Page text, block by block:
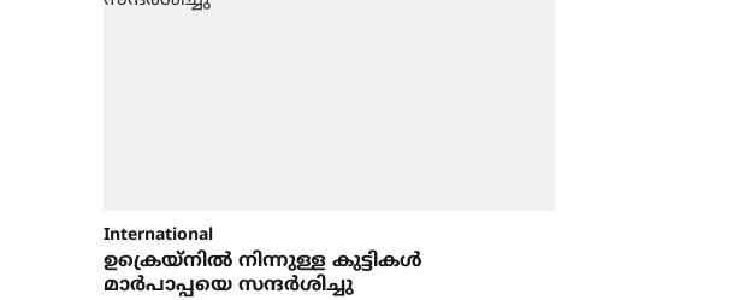
International
ഉക്രെയ്‌നില്‍ നിന്നുള്ള കുട്ടികള്‍
മാര്‍പാപ്പയെ സന്ദര്‍ശിച്ചു